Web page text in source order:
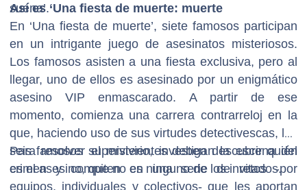
suena’.
Así es ‘Una fiesta de muerte: muerte
En ‘Una fiesta de muerte’, siete famosos participan
en un intrigante juego de asesinatos misteriosos.
Los famosos asisten a una fiesta exclusiva, pero al
llegar, uno de ellos es asesinado por un enigmático
asesino VIP enmascarado. A partir de ese
momento, comienza una carrera contrarreloj en la
que, haciendo uso de sus virtudes detectivescas, los
seis famosos supervivientes deben descubrir quién
es el asesino, que no es ninguno de los invitados.
Para resolver el misterio, investigan la escena del
crimen y compiten en una serie de retos -por
equipos, individuales y colectivos- que les aportan